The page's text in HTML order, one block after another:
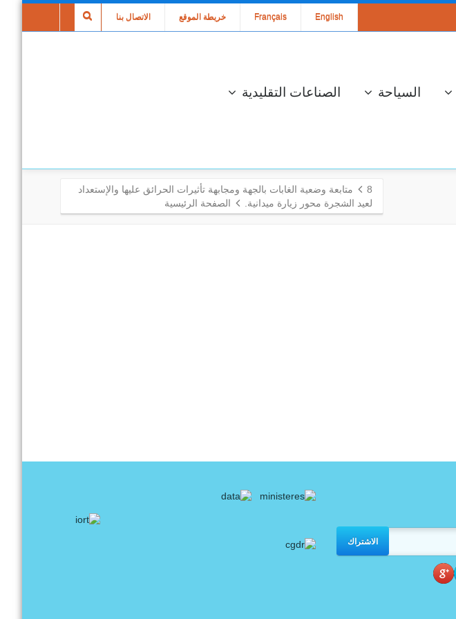
الاتصال بنا خريطة الموقع Français English
السياحة الصناعات التقليدية
8
متابعة وضعية الغابات بالجهة ومجابهة تأثيرات الحرائق عليها والإستعداد
لعيد الشجرة محور زيارة ميدانية.
الصفحة الرئيسية
الاشتراك